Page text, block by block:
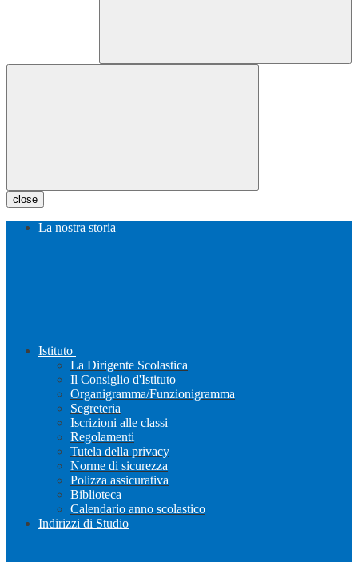
close
La nostra storia
Istituto
La Dirigente Scolastica
Il Consiglio d'Istituto
Organigramma/Funzionigramma
Segreteria
Iscrizioni alle classi
Regolamenti
Tutela della privacy
Norme di sicurezza
Polizza assicurativa
Biblioteca
Calendario anno scolastico
Indirizzi di Studio